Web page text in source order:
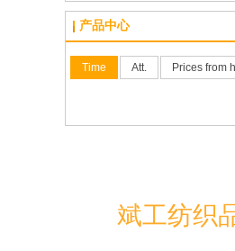
产品中心
Time Att. Prices from
斌工纺织